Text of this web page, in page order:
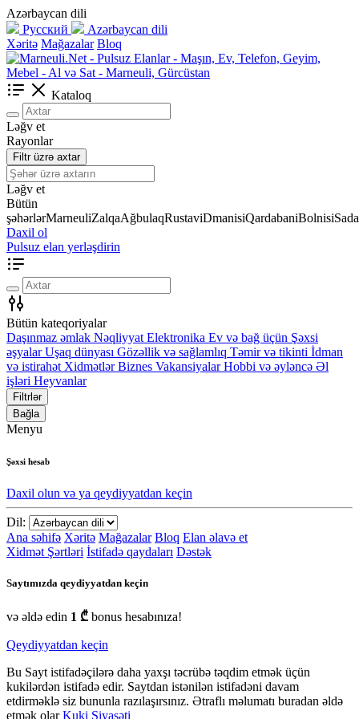
Azərbaycan dili
Русский
Azərbaycan dili
Xəritə Mağazalar Bloq
Kataloq
Ləğv et
Rayonlar
Filtr üzrə axtar
Ləğv et
Bütün
şəhərlərMarneuliZalqaAğbulaqRustaviDmanisiQardabaniBolnisi
Daxil ol
Pulsuz elan yerləşdirin
Bütün kateqoriyalar
Daşınmaz əmlak Nəqliyyat Elektronika Ev və bağ üçün Şəxsi
əşyalar Uşaq dünyası Gözəllik və sağlamlıq Təmir və tikinti İdman
və istirahət Xidmətlər Biznes Vakansiyalar Hobbi və əyləncə Əl
işləri Heyvanlar
Filtrlər
Bağla
Menyu
Şəxsi hesab
Daxil olun və ya qeydiyyatdan keçin
Dil:
Ana səhifə Xəritə Mağazalar Bloq Elan əlavə et
Xidmət Şərtləri İstifadə qaydaları Dəstək
Saytımızda qeydiyyatdan keçin
və əldə edin 1 ₾ bonus hesabınıza!
Qeydiyyatdan keçin
Bu Sayt istifadəçilərə daha yaxşı təcrübə təqdim etmək üçün
kukilərdən istifadə edir. Saytdan istənilən istifadəni davam
etdirməklə siz bununla razılaşırsınız. Ətraflı məlumatı buradan əldə
etmək olarKuki Siyasəti